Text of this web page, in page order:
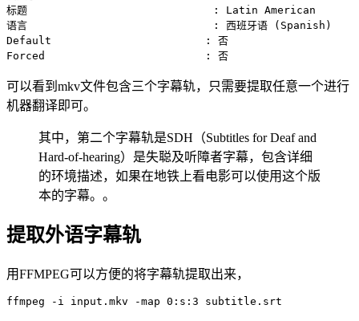
标题                             : Latin American
语言                             : 西班牙语 (Spanish)
Default                        : 否
Forced                         : 否
可以看到mkv文件包含三个字幕轨，只需要提取任意一个进行
机器翻译即可。
其中，第二个字幕轨是SDH（Subtitles for Deaf and
Hard-of-hearing）是失聪及听障者字幕，包含详细
的环境描述，如果在地铁上看电影可以使用这个版
本的字幕。。
提取外语字幕轨
用FFMPEG可以方便的将字幕轨提取出来，
ffmpeg -i input.mkv -map 0:s:3 subtitle.srt